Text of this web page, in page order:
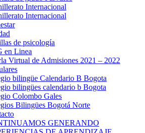
Internacional
Internacional
de psicología
en Linea
Virtual de Admisiones 2021 – 2022
bilingüe Calendario B Bogota
bilingües calendario b Bogota
Colombo Gales
Bilingües Bogotá Norte
GENERANDO